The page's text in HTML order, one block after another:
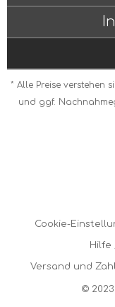
* Alle Preise verstehen
und ggf.
Cookie-
Hilfe
Versand und
© 2023